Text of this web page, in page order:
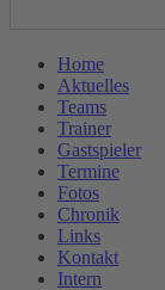
Home
Aktuelles
Teams
Trainer
Gastspieler
Termine
Fotos
Chronik
Links
Kontakt
Intern